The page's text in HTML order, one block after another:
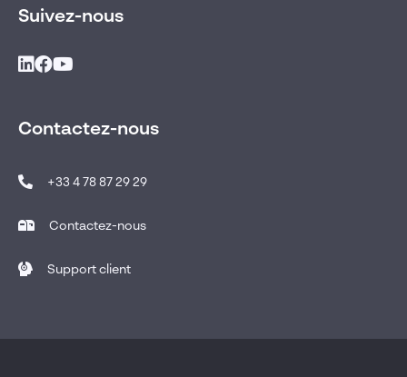
Suivez-nous
Contactez-nous
+33 4 78 87 29 29
Contactez-nous
Support client